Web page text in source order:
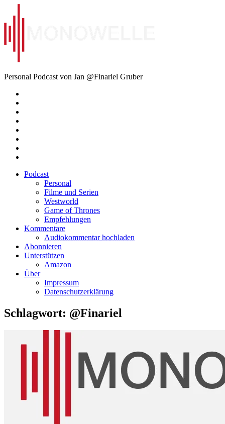
Inhalt
springen
Monowelle
Personal Podcast von Jan @Finariel Gruber
Podcast
Personal
Filme und Serien
Westworld
Game of Thrones
Empfehlungen
Kommentare
Audiokommentar hochladen
Abonnieren
Unterstützen
Amazon
Über
Impressum
Datenschutzerklärung
Schlagwort: @Finariel